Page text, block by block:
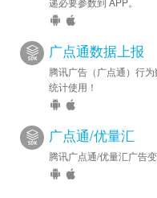
广点通数据上报
腾讯广告（广点通）行
统计使用！
广点通/优量汇
腾讯广点通/优量汇广告